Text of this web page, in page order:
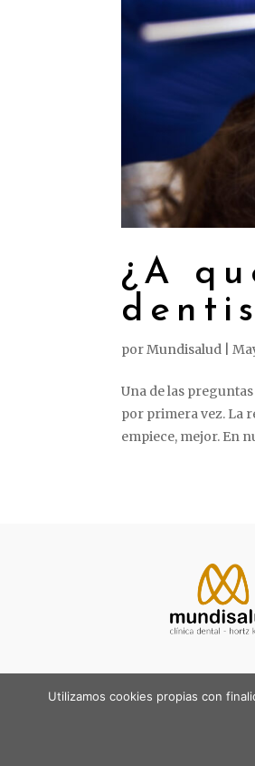
¿A
porMundisalud |
Una de las
por primera vez. La
empiece, mejor. En
Utilizamos cookies propias con